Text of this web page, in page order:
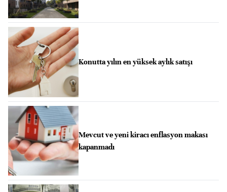
Konutta yılın en yüksek aylık satışı
Mevcut ve yeni kiracı enflasyon makası
kapanmadı